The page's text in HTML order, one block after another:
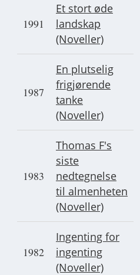
1991
Et stort øde
landskap
(Noveller)
1987
En plutselig
frigjørende
tanke
(Noveller)
1983
Thomas F's
siste
nedtegnelse
til almenheten
(Noveller)
1982
Ingenting for
ingenting
(Noveller)